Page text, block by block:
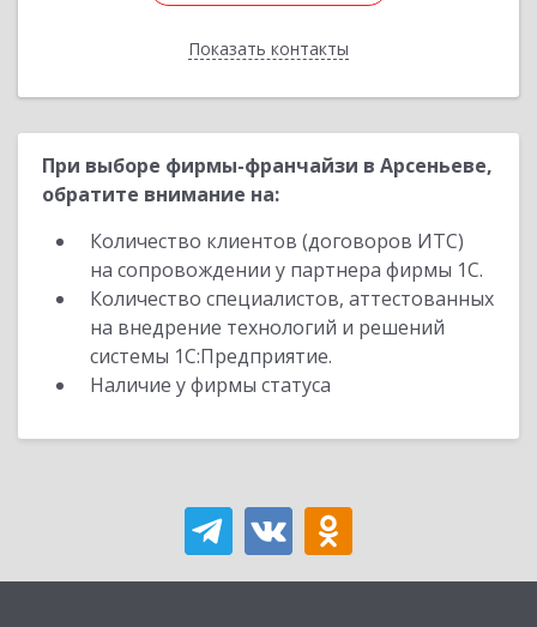
Показать контакты
Назад
При выборе фирмы-франчайзи в Арсеньеве,
обратите внимание на:
Количество клиентов (договоров ИТС)
на сопровождении у партнера фирмы 1С.
Количество специалистов, аттестованных
на внедрение технологий и решений
системы 1С:Предприятие.
Наличие у фирмы статуса